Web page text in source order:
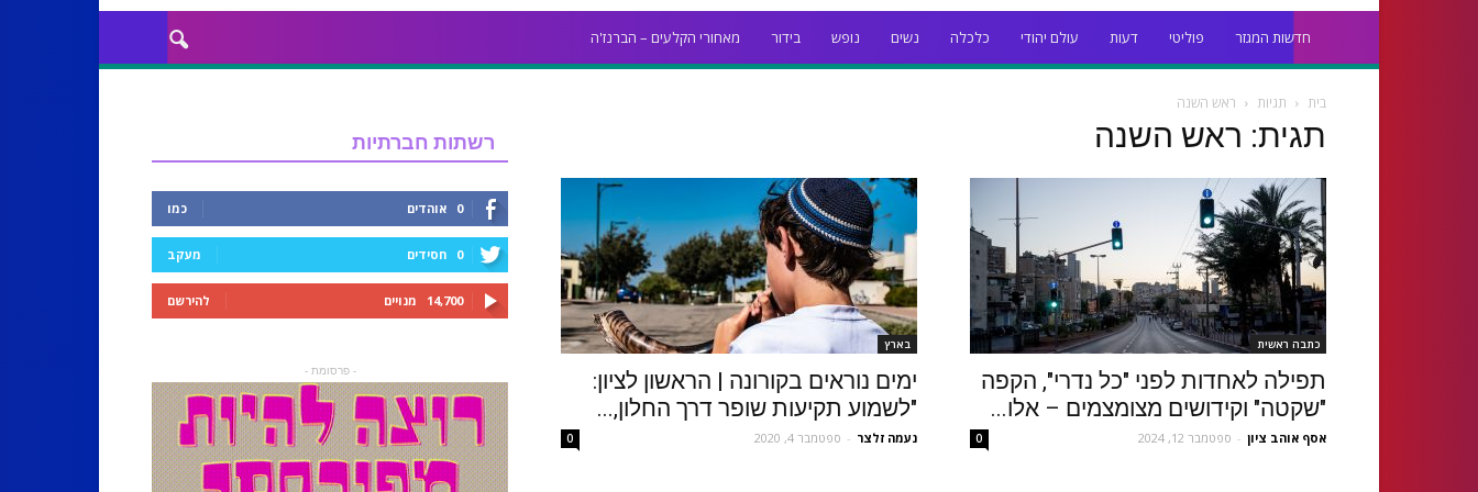
חדשות המגזר פוליטי דעות עולם יהודי כלכלה נשים נופש בידור מאחורי הקלעים – הברנז'ה
בית תגיות ראש השנה
תגית: ראש השנה
כתבה ראשית
תפילה לאחדות לפני "כל נדרי", הקפה
"שקטה" וקידושים מצומצמים – אלו...
אסף אוהב ציון - ספטמבר 12, 2024 0
בארץ
ימים נוראים בקורונה | הראשון לציון:
"לשמוע תקיעות שופר דרך החלון,...
נעמה זלצר - ספטמבר 4, 2020 0
רשתות חברתיות
0 אוהדים כמו
0 חסידים מעקב
14,700 מנויים להירשם
- פרסומת -